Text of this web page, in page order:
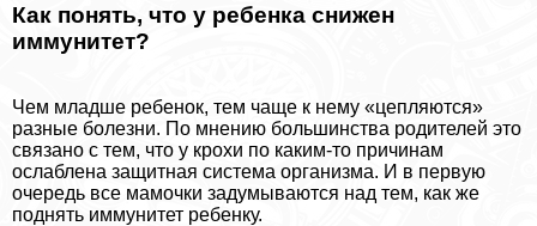
Как понять, что у ребенка снижен
иммунитет?
Чем младше ребенок, тем чаще к нему «цепляются»
разные болезни. По мнению большинства родителей это
связано с тем, что у крохи по каким-то причинам
ослаблена защитная система организма. И в первую
очередь все мамочки задумываются над тем, как же
поднять иммунитет ребенку.